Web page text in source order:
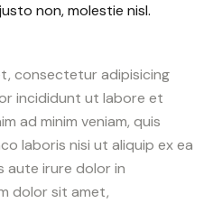
non, molestie nisl.
consectetur adipisicing
incididunt ut labore et
ad minim veniam, quis
laboris nisi ut aliquip ex ea
aute irure dolor in
dolor sit amet,